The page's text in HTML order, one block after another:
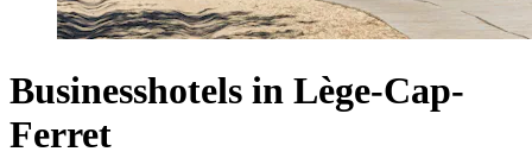
Businesshotels in Lège-Cap-
Ferret